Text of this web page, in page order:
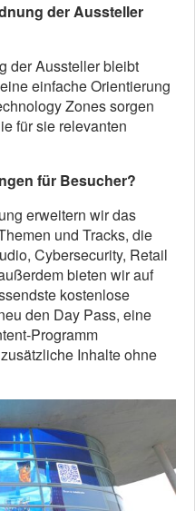
der Aussteller
der Aussteller bleibt
einfache Orientierung
Zones sorgen
für sie relevanten
für Besucher?
erweitern wir das
und Tracks, die
Cybersecurity, Retail
bieten wir auf
kostenlose
den Day Pass, eine
Programm
Inhalte ohne